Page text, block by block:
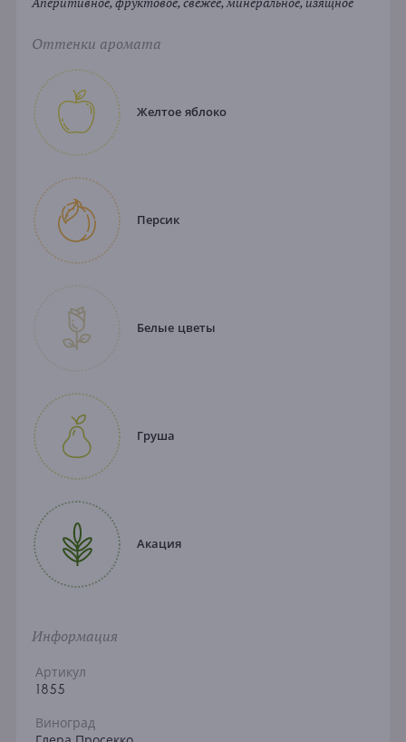
Оттенки аромата
Желтое яблоко
Персик
Белые цветы
Груша
Акация
Информация
Артикул
1855
Виноград